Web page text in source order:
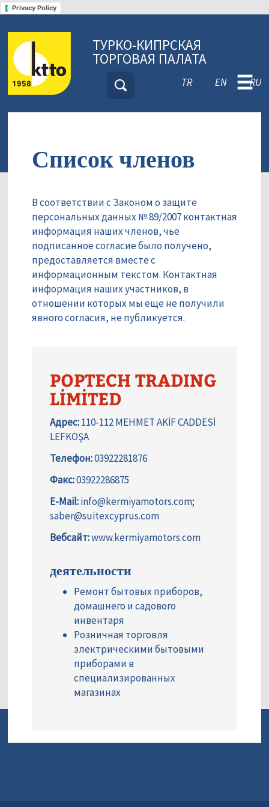
Privacy Policy
ТУРКО-КИПРСКАЯ
ТОРГОВАЯ ПАЛАТА
TR EN RU
☰
Список членов
В соответствии с Законом о защите
персональных данных № 89/2007 контактная
информация наших членов, чье
подписанное согласие было получено,
предоставляется вместе с
информационным текстом. Контактная
информация наших участников, в
отношении которых мы еще не получили
явного согласия, не публикуется.
POPTECH TRADING
LİMİTED
Адрес:110-112 MEHMET AKİF CADDESİ
LEFKOŞA
Телефон:03922281876
Факс:03922286875
E-Mail:info@kermiyamotors.com;
saber@suitexcyprus.com
Вебсайт:www.kermiyamotors.com
деятельности
Ремонт бытовых приборов,
домашнего и садового
инвентаря
Розничная торговля
электрическими бытовыми
приборами в
специализированных
магазинах